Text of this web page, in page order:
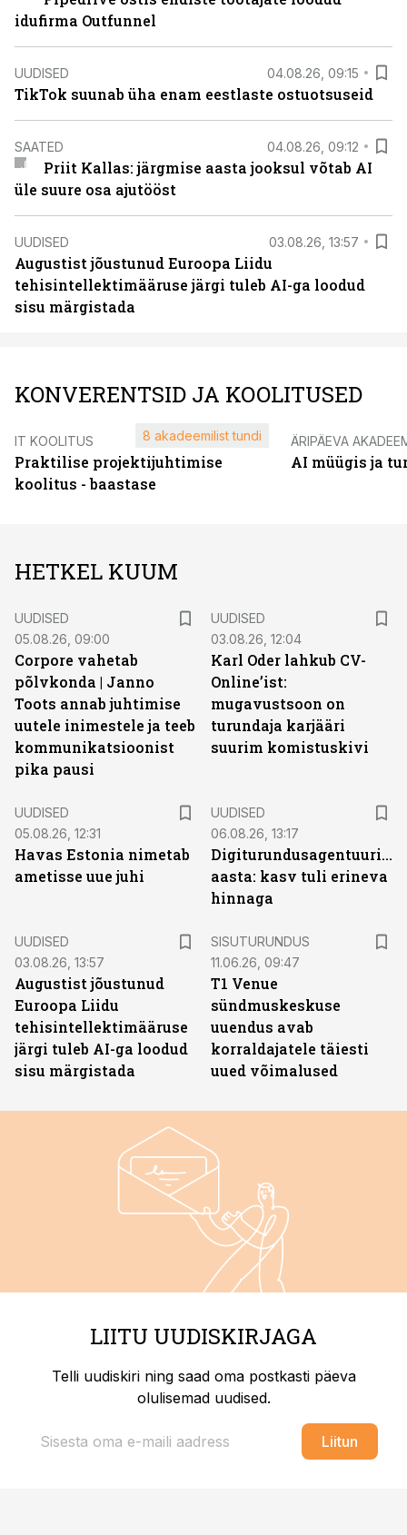
idufirma Outfunnel
UUDISED 04.08.26, 09:15
TikTok suunab üha enam eestlaste ostuotsuseid
SAATED 04.08.26, 09:12
Priit Kallas: järgmise aasta jooksul võtab AI
üle suure osa ajutööst
UUDISED 03.08.26, 13:57
Augustist jõustunud Euroopa Liidu
tehisintellektimääruse järgi tuleb AI-ga loodud
sisu märgistada
KONVERENTSID JA KOOLITUSED
IT KOOLITUS
Praktilise projektijuhtimise
koolitus - baastase
8 akadeemilist tundi ÄRIPÄEVA
AI müügis ja
HETKEL KUUM
UUDISED
05.08.26, 09:00
Corpore vahetab
põlvkonda | Janno
Toots annab juhtimise
uutele inimestele ja teeb
kommunikatsioonist
pika pausi
UUDISED
03.08.26, 12:04
Karl Oder lahkub CV-
Online’ist:
mugavustsoon on
turundaja karjääri
suurim komistuskivi
UUDISED
05.08.26, 12:31
Havas Estonia nimetab
ametisse uue juhi
UUDISED
06.08.26, 13:17
Digiturundusagentuuride
aasta: kasv tuli erineva
hinnaga
UUDISED
03.08.26, 13:57
Augustist jõustunud
Euroopa Liidu
tehisintellektimääruse
järgi tuleb AI-ga loodud
sisu märgistada
SISUTURUNDUS
11.06.26, 09:47
T1 Venue
sündmuskeskuse
uuendus avab
korraldajatele täiesti
uued võimalused
LIITU UUDISKIRJAGA
Telli uudiskiri ning saad oma postkasti päeva
olulisemad uudised.
Liitun